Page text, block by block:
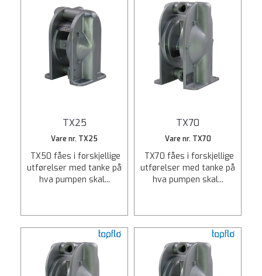
TX25
Vare nr. TX25
TX50 fåes i forskjellige
utførelser med tanke på
hva pumpen skal...
TX70
Vare nr. TX70
TX70 fåes i forskjellige
utførelser med tanke på
hva pumpen skal...